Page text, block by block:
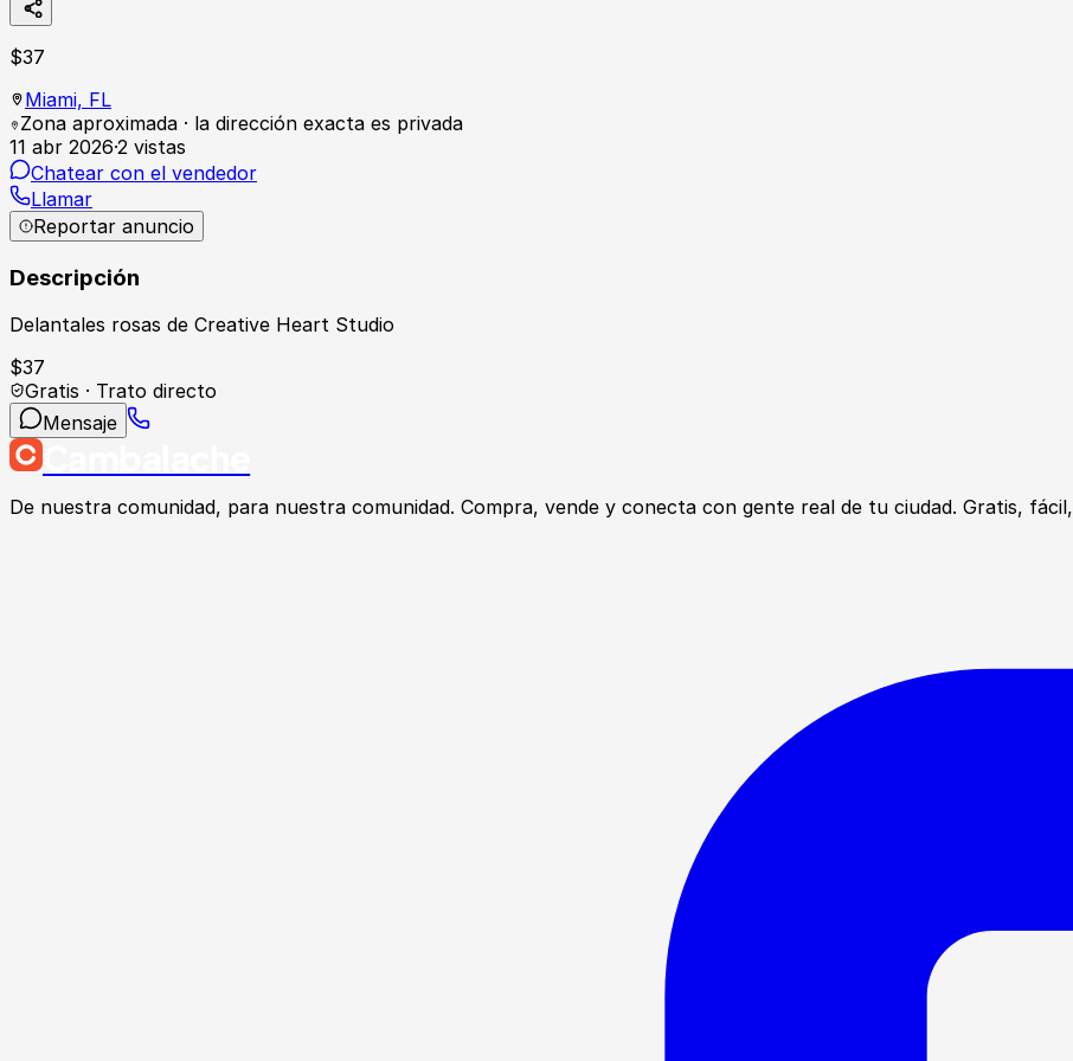
$37
Miami, FL
Zona aproximada · la dirección exacta es privada
11 abr 2026·2 vistas
Chatear con el vendedor
Llamar
Reportar anuncio
Descripción
Delantales rosas de Creative Heart Studio
$37
Gratis · Trato directo
Mensaje
De nuestra comunidad, para nuestra comunidad. Compra, vende y conecta con gente real de tu ciudad. Gratis,